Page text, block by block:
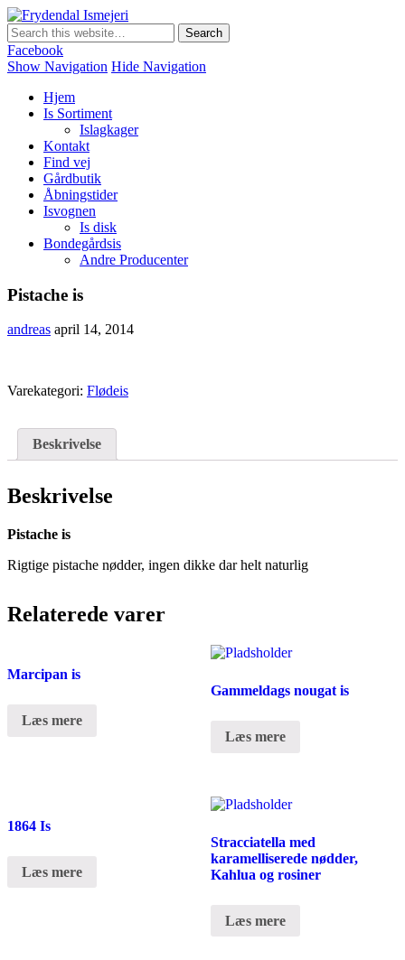
Sønderjysk Bondegårdsis
Facebook
Show Navigation Hide Navigation
Hjem
Is Sortiment
Islagkager
Kontakt
Find vej
Gårdbutik
Åbningstider
Isvognen
Is disk
Bondegårdsis
Andre Producenter
Pistache is
andreas april 14, 2014
Varekategori: Flødeis
Beskrivelse
Beskrivelse
Pistache is
Rigtige pistache nødder, ingen dikke dar helt naturlig
Relaterede varer
Marcipan is
Læs mere
Gammeldags nougat is
Læs mere
1864 Is
Læs mere
Stracciatella med
karamelliserede nødder,
Kahlua og rosiner
Læs mere